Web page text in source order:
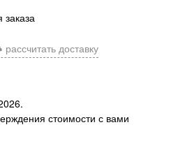
заказа
рассчитать доставку
стоимости с вами